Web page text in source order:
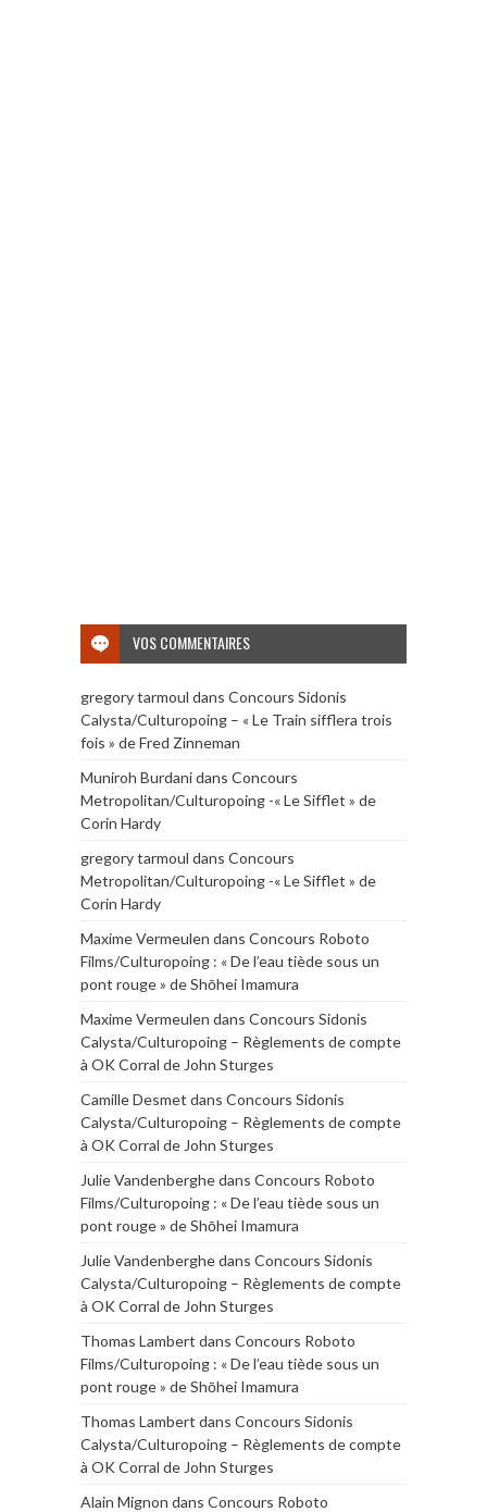
VOS COMMENTAIRES
gregory tarmoul dans Concours Sidonis
Calysta/Culturopoing – « Le Train sifflera trois
fois » de Fred Zinneman
Muniroh Burdanidans Concours
Metropolitan/Culturopoing -« Le Sifflet » de
Corin Hardy
gregory tarmoul dans Concours
Metropolitan/Culturopoing -« Le Sifflet » de
Corin Hardy
Maxime Vermeulen dans Concours Roboto
Films/Culturopoing : « De l’eau tiède sous un
pont rouge » de Shōhei Imamura
Maxime Vermeulen dans Concours Sidonis
Calysta/Culturopoing – Règlements de compte
à OK Corral de John Sturges
Camille Desmet dans Concours Sidonis
Calysta/Culturopoing – Règlements de compte
à OK Corral de John Sturges
Julie Vandenberghedans Concours Roboto
Films/Culturopoing : « De l’eau tiède sous un
pont rouge » de Shōhei Imamura
Julie Vandenberghedans Concours Sidonis
Calysta/Culturopoing – Règlements de compte
à OK Corral de John Sturges
Thomas Lambert dans Concours Roboto
Films/Culturopoing : « De l’eau tiède sous un
pont rouge » de Shōhei Imamura
Thomas Lambert dans Concours Sidonis
Calysta/Culturopoing – Règlements de compte
à OK Corral de John Sturges
Alain Mignon dans Concours Roboto